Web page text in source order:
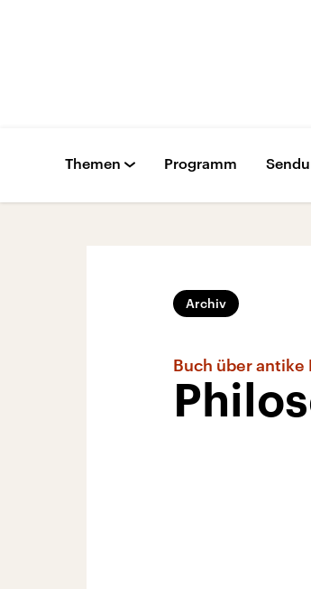
Themen Programm
Archiv
Buch über antike